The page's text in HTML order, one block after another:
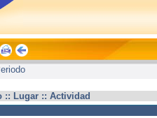
:: Lugar :: Actividad